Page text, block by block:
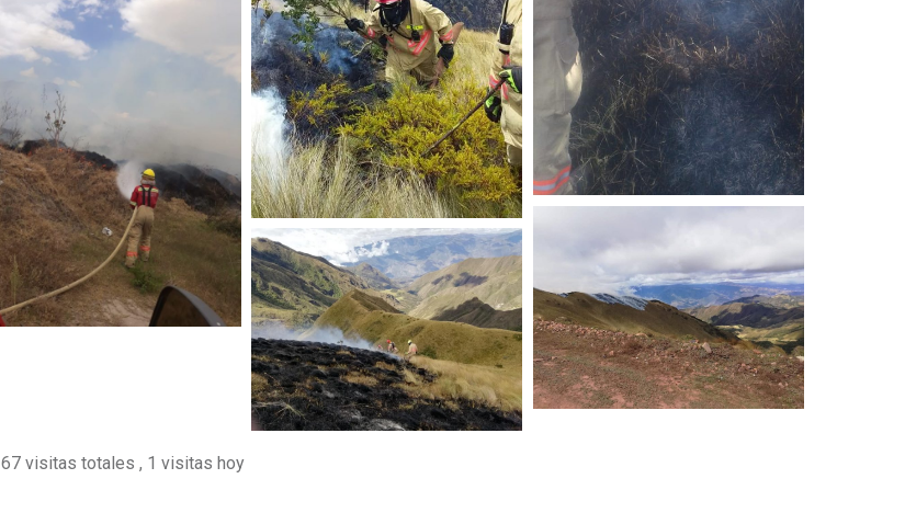
67 visitas totales , 1 visitas hoy